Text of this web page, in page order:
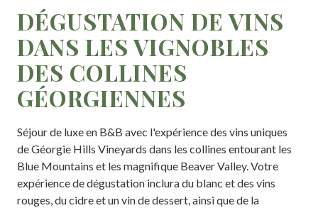
DÉGUSTATION DE VINS
DANS LES VIGNOBLES
DES COLLINES
GÉORGIENNES
Séjour de luxe en B&B avec l'expérience des vins uniques
de Géorgie Hills Vineyards dans les collines entourant les
Blue Mountains et les magnifique Beaver Valley. Votre
expérience de dégustation inclura du blanc et des vins
rouges, du cidre et un vin de dessert, ainsi que de la